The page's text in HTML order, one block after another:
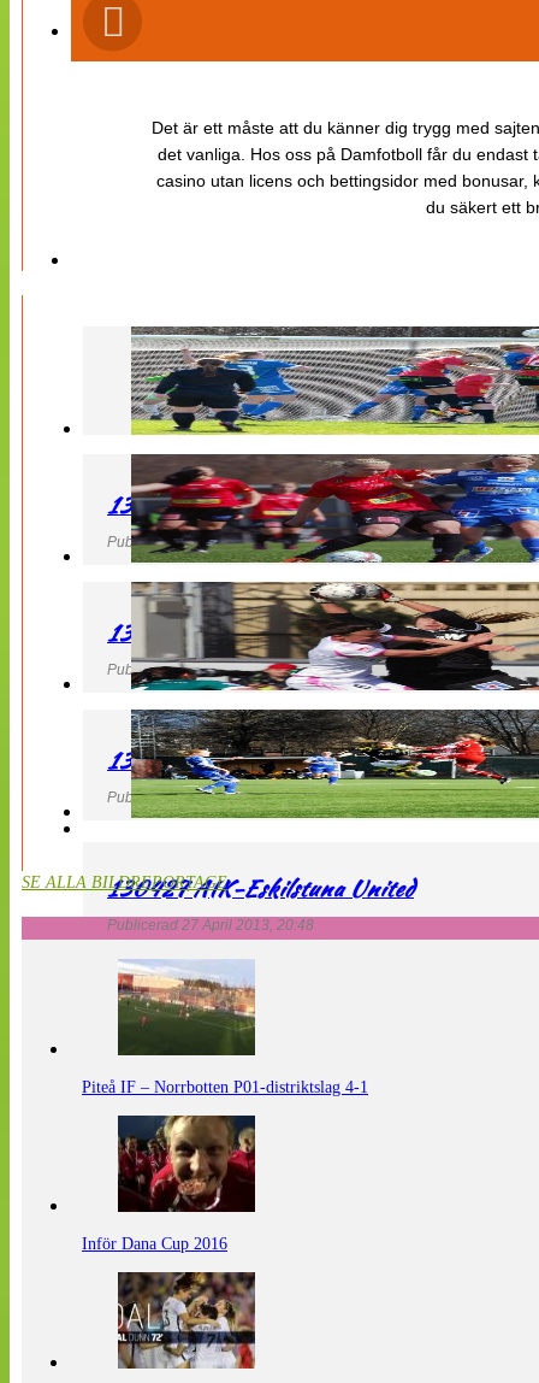
Det är ett måste att du känner dig trygg med
det vanliga. Hos oss på Damfotboll får du
casino utan licens och bettingsidor med
du säkert ett
130427 LB 07 – QBIK
Publicerad 27 April 2013, 22:40
130427 IF Limhamn Bunkeflo – QBIK
Publicerad 27 April 2013, 21:10
130427 LdB FC Malmö – Mallbackens IF
Publicerad 27 April 2013, 20:54
130427 AIK-Eskilstuna United
Publicerad 27 April 2013, 20:48
SE ALLA BILDREPORTAGE
Piteå IF – Norrbotten P01-distriktslag 4-1
Inför Dana Cup 2016